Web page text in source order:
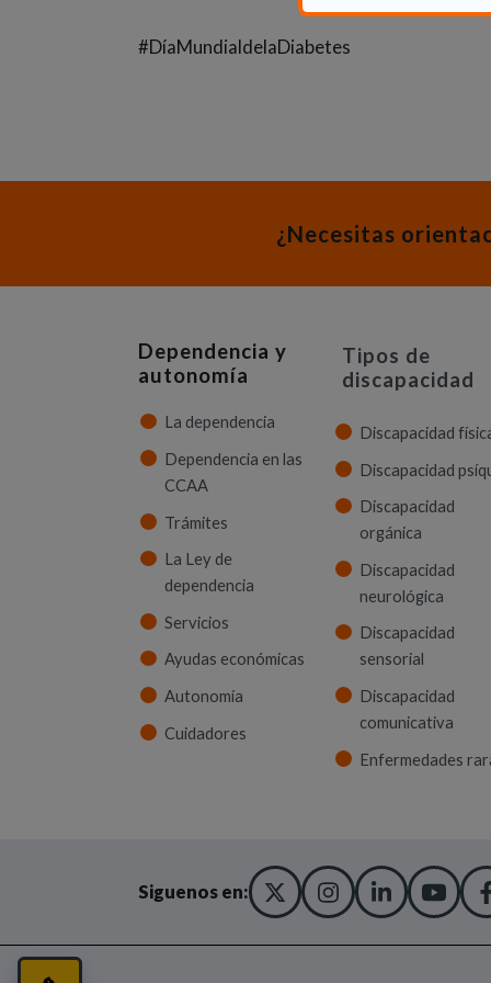
#DíaMundialdelaDiabetes
¿Necesitas
Dependencia y
autonomía
La dependencia
Dependencia en las
CCAA
Trámites
La Ley de
dependencia
Servicios
Ayudas económicas
Autonomía
Cuidadores
Tipos de
discapacidad
Discapacidad
Discapacidad
Discapacidad
orgánica
Discapacidad
neurológica
Discapacidad
sensorial
Discapacidad
comunicativa
Enfermedades
Siguenos en: X TWITTER
(ABRE ENINSTAGRAM
(ABRE EN
(ABRE